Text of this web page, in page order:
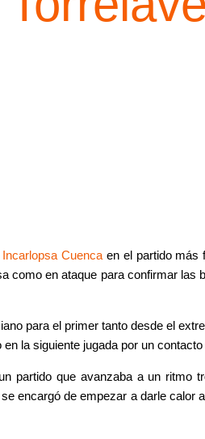
Incarlopsa Cuenca en el partido más
como en ataque para confirmar
para el primer tanto desde el
la siguiente jugada por un
partido que avanzaba a un ritmo
encargó de empezar a darle